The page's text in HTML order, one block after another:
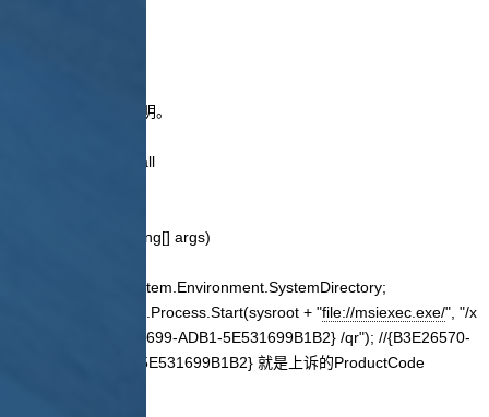
/// Class1 的摘要说明。
public class UnInstall
static void Main(string[] args)
string sysroot = System.Environment.SystemDirectory;
System.Diagnostics.Process.Start(sysroot + "file://msiexec.exe/", "/x
{B3E26570-5C9F-4699-ADB1-5E531699B1B2} /qr"); //{B3E26570-
5C9F-4699-ADB1-5E531699B1B2} 就是上诉的ProductCode